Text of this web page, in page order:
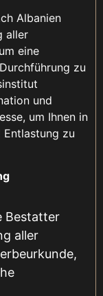
Albanien
aller
eine
zu
und
um Ihnen in
zu
Bestatter
aller